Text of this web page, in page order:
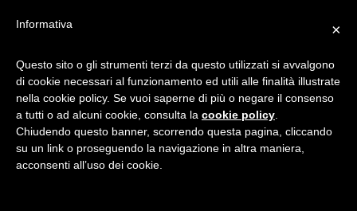
DUE TOPI E UN ALBATROS
×
Informativa
Questo sito o gli strumenti terzi da questo utilizzati si avvalgono
di cookie necessari al funzionamento ed utili alle finalità illustrate
nella cookie policy. Se vuoi saperne di più o negare il consenso
a tutti o ad alcuni cookie, consulta la cookie policy
Chiudendo questo banner, scorrendo questa pagina, cliccando
su un link o proseguendo la navigazione in altra maniera,
acconsenti all’uso dei cookie.